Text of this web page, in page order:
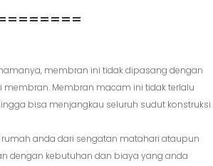
membran ini tidak dipasang dengan
Membran macam ini tidak terlalu
bisa menjangkau seluruh sudut konstruksi.
anda dari sengatan matahari ataupun
dengan kebutuhan dan biaya yang anda